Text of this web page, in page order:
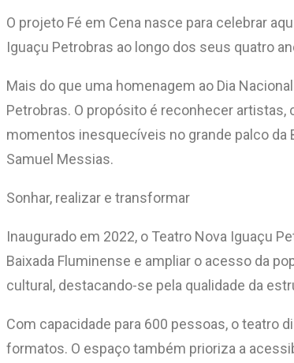
O projeto Fé em Cena nasce para celebrar
Iguaçu Petrobras ao longo dos seus quatro
Mais do que uma homenagem ao Dia
Petrobras. O propósito é reconhecer
momentos inesquecíveis no grande palco da
Samuel Messias.
Sonhar, realizar e transformar
Inaugurado em 2022, o Teatro Nova Iguaçu
Baixada Fluminense e ampliar o acesso da
cultural, destacando-se pela qualidade da
Com capacidade para 600 pessoas, o teatro
formatos. O espaço também prioriza a